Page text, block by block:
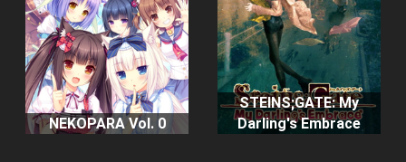
NEKOPARA Vol. 0
STEINS;GATE: My
Darling's Embrace